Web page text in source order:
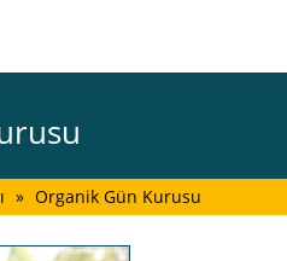
» Organik Gün Kurusu